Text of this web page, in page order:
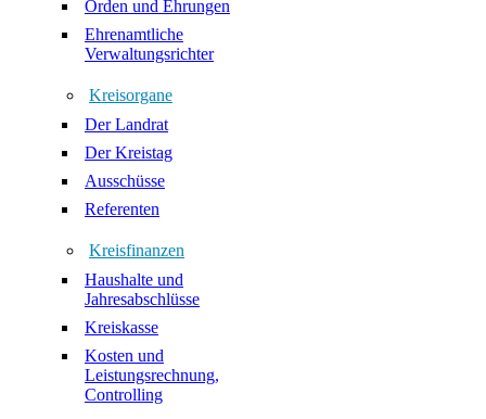
Orden und Ehrungen
Ehrenamtliche
Verwaltungsrichter
Kreisorgane
Der Landrat
Der Kreistag
Ausschüsse
Referenten
Kreisfinanzen
Haushalte und
Jahresabschlüsse
Kreiskasse
Kosten und
Leistungsrechnung,
Controlling